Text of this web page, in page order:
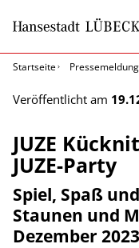
Startseite
Veröffentlicht am
JUZE
JUZE-Party
Spiel, Spaß
Staunen und
Dezember 2023